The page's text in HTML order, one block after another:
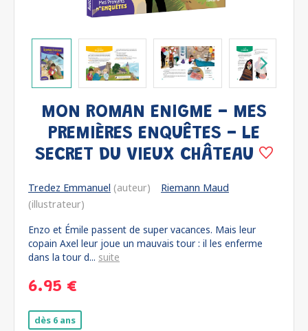
MON ROMAN ENIGME - MES
PREMIÈRES ENQUÊTES - LE
SECRET DU VIEUX CHÂTEAU
Tredez Emmanuel (auteur)
Riemann Maud
(illustrateur)
Enzo et Émile passent de super vacances. Mais leur
copain Axel leur joue un mauvais tour : il les enferme
dans la tour d... suite
6.95 €
dès 6 ans